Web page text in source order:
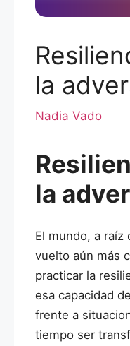
la
Nadia Vado
la
El mundo, a raíz
vuelto aún más
practicar la
esa capacidad
frente a
tiempo ser